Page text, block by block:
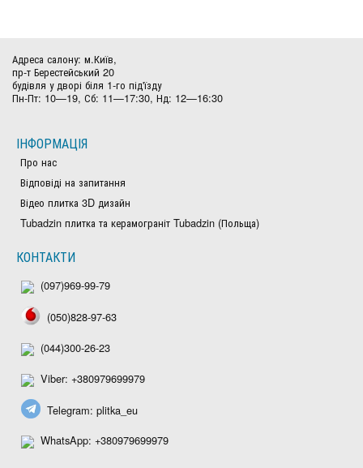
Адреса салону: м.Київ,
пр-т Берестейський 20
будівля у дворі біля 1-го під'їзду
Пн-Пт: 10—19, Сб: 11—17:30, Нд: 12—16:30
ІНФОРМАЦІЯ
Про нас
Відповіді на запитання
Відео плитка 3D дизайн
Tubadzin плитка та керамограніт Tubadzin (Польща)
КОНТАКТИ
(097)969-99-79
(050)828-97-63
(044)300-26-23
Viber: +380979699979
Telegram: plitka_eu
WhatsApp: +380979699979